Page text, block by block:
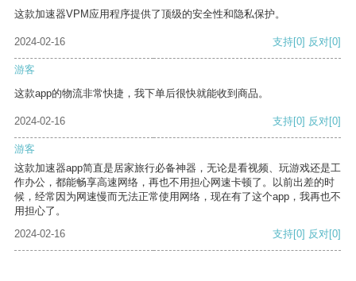
这款加速器VPM应用程序提供了顶级的安全性和隐私保护。
2024-02-16 支持[0] 反对[0]
游客
这款app的物流非常快捷，我下单后很快就能收到商品。
2024-02-16 支持[0] 反对[0]
游客
这款加速器app简直是居家旅行必备神器，无论是看视频、玩游戏还是工
作办公，都能畅享高速网络，再也不用担心网速卡顿了。以前出差的时
候，经常因为网速慢而无法正常使用网络，现在有了这个app，我再也不
用担心了。
2024-02-16
支持[0] 反对[0]